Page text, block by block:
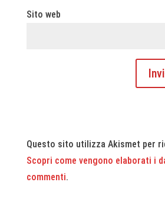
Sito web
Questo sito utilizza Akismet per
Scopri come vengono elaborati i
commenti.